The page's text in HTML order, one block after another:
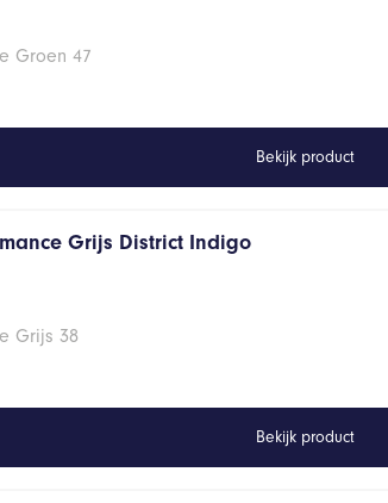
Groen 47
Bekijk product
Grijs District Indigo
Grijs 38
Bekijk product